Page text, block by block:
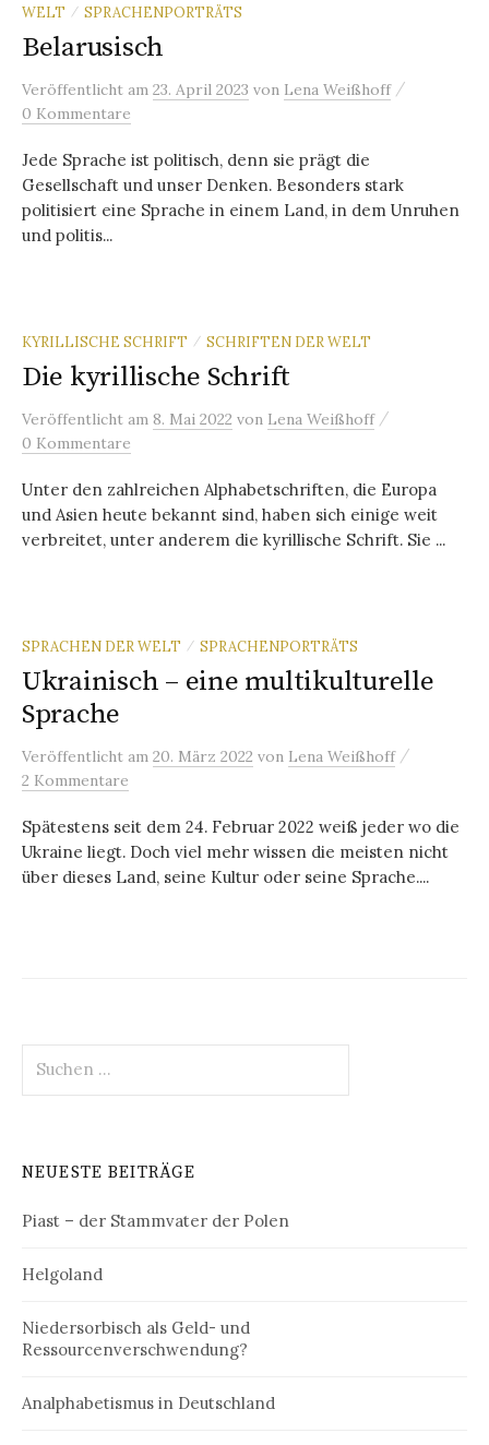
WELT
/ SPRACHENPORTRÄTS
Belarusisch
Veröffentlicht am 23. April 2023 von Lena Weißhoff /
0 Kommentare
Jede Sprache ist politisch, denn sie prägt die
Gesellschaft und unser Denken. Besonders stark
politisiert eine Sprache in einem Land, in dem Unruhen
und politis...
KYRILLISCHE SCHRIFT / SCHRIFTEN DER WELT
Die kyrillische Schrift
Veröffentlicht am 8. Mai 2022 von Lena Weißhoff /
0 Kommentare
Unter den zahlreichen Alphabetschriften, die Europa
und Asien heute bekannt sind, haben sich einige weit
verbreitet, unter anderem die kyrillische Schrift. Sie ...
SPRACHEN DER WELT / SPRACHENPORTRÄTS
Ukrainisch – eine multikulturelle
Sprache
Veröffentlicht am 20. März 2022 von Lena Weißhoff /
2 Kommentare
Spätestens seit dem 24. Februar 2022 weiß jeder wo die
Ukraine liegt. Doch viel mehr wissen die meisten nicht
über dieses Land, seine Kultur oder seine Sprache....
nach:
NEUESTE BEITRÄGE
Piast – der Stammvater der Polen
Helgoland
Niedersorbisch als Geld- und
Ressourcenverschwendung?
Analphabetismus in Deutschland